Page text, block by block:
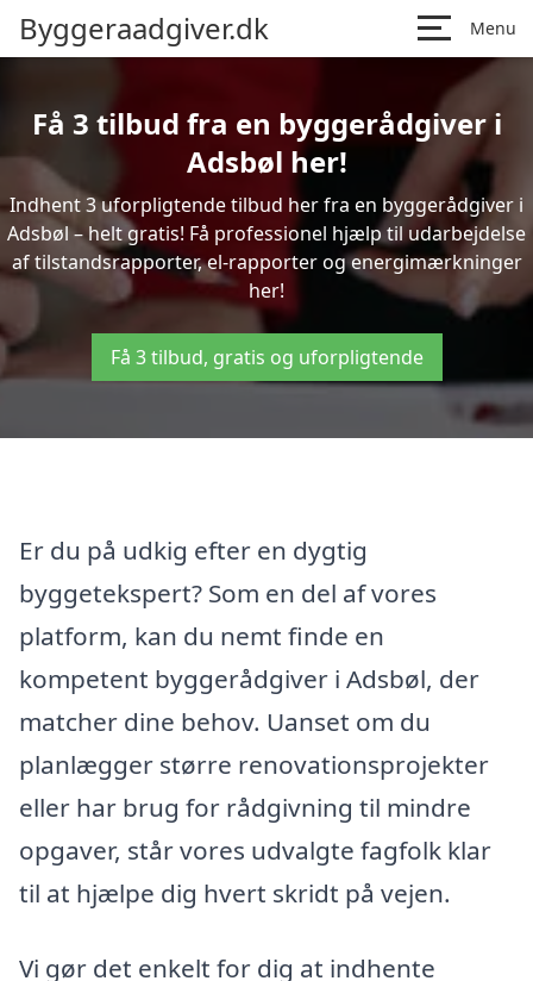
Byggeraadgiver.dk Menu
Få 3 tilbud fra en byggerådgiver i
Adsbøl her!
Indhent 3 uforpligtende tilbud her fra en byggerådgiver i
Adsbøl – helt gratis! Få professionel hjælp til udarbejdelse
af tilstandsrapporter, el-rapporter og energimærkninger
her!
Få 3 tilbud, gratis og uforpligtende
Er du på udkig efter en dygtig
byggetekspert? Som en del af vores
platform, kan du nemt finde en
kompetent byggerådgiver i Adsbøl, der
matcher dine behov. Uanset om du
planlægger større renovationsprojekter
eller har brug for rådgivning til mindre
opgaver, står vores udvalgte fagfolk klar
til at hjælpe dig hvert skridt på vejen.
Vi gør det enkelt for dig at indhente